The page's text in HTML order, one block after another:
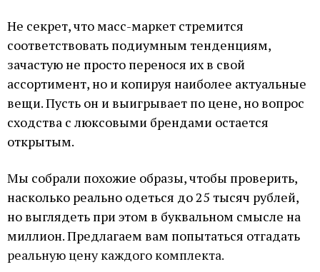
Не секрет, что масс-маркет стремится
соответствовать подиумным тенденциям,
зачастую не просто перенося их в свой
ассортимент, но и копируя наиболее актуальные
вещи. Пусть он и выигрывает по цене, но вопрос
сходства с люксовыми брендами остается
открытым.
Мы собрали похожие образы, чтобы проверить,
насколько реально одеться до 25 тысяч рублей,
но выглядеть при этом в буквальном смысле на
миллион. Предлагаем вам попытаться отгадать
реальную цену каждого комплекта.